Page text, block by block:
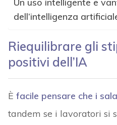
dell’intelligenza
Riequilibrare gli
positivi dell’IA
È facile pensare che i
tandem se i lavoratori si